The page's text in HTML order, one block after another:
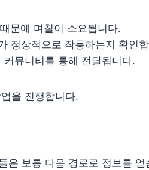
문에 며칠이 소요됩니다.
정상적으로 작동하는지 확인
뮤니티를 통해 전달됩니다.
을 진행합니다.
은 보통 다음 경로로 정보를 얻